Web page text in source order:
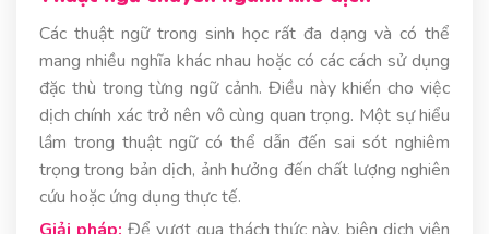
Các thuật ngữ trong sinh học rất đa dạng và có thể
mang nhiều nghĩa khác nhau hoặc có các cách sử dụng
đặc thù trong từng ngữ cảnh. Điều này khiến cho việc
dịch chính xác trở nên vô cùng quan trọng. Một sự hiểu
lầm trong thuật ngữ có thể dẫn đến sai sót nghiêm
trọng trong bản dịch, ảnh hưởng đến chất lượng nghiên
cứu hoặc ứng dụng thực tế.